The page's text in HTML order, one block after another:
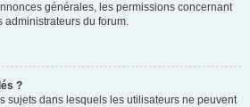
générales, les permissions concernant
administrateurs du forum.
?
sujets dans lesquels les utilisateurs ne peuvent